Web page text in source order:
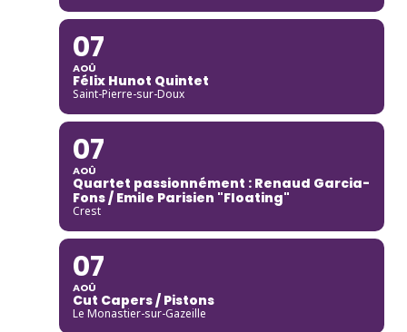
07
AOÛ
Félix Hunot Quintet
Saint-Pierre-sur-Doux
07
AOÛ
Quartet passionnément : Renaud Garcia-
Fons / Emile Parisien "Floating"
Crest
07
AOÛ
Cut Capers / Pistons
Le Monastier-sur-Gazeille